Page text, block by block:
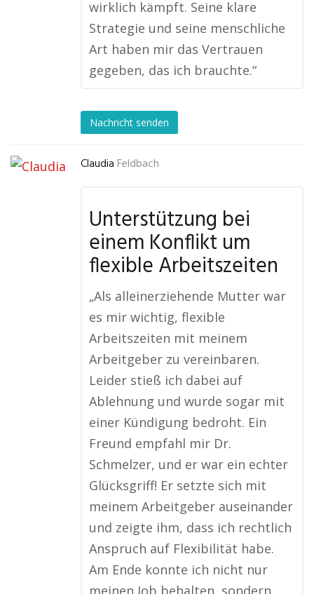
wirklich kämpft. Seine klare
Strategie und seine menschliche
Art haben mir das Vertrauen
gegeben, das ich brauchte.“
Nachricht senden
Claudia Feldbach
Unterstützung bei
einem Konflikt um
flexible Arbeitszeiten
„Als alleinerziehende Mutter war
es mir wichtig, flexible
Arbeitszeiten mit meinem
Arbeitgeber zu vereinbaren.
Leider stieß ich dabei auf
Ablehnung und wurde sogar mit
einer Kündigung bedroht. Ein
Freund empfahl mir Dr.
Schmelzer, und er war ein echter
Glücksgriff! Er setzte sich mit
meinem Arbeitgeber auseinander
und zeigte ihm, dass ich rechtlich
Anspruch auf Flexibilität habe.
Am Ende konnte ich nicht nur